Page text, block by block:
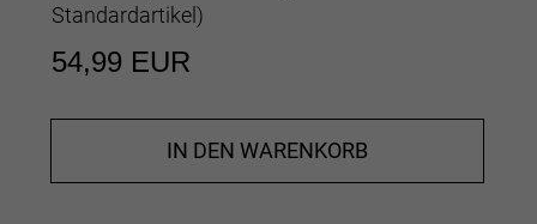
Standardartikel)
54,99 EUR
IN DEN WARENKORB